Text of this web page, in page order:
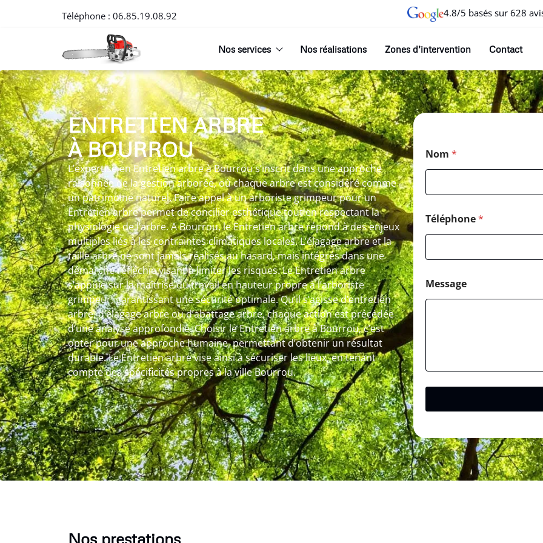
Téléphone : 06.85.19.08.92 4.8/5 basés sur 628
Nos services Nos réalisations Zones d’intervention Contact
ENTRETIEN ARBRE
À BOURROU
L’expertise en Entretien arbre à Bourrou s’inscrit dans une approche
raisonnée de la gestion arborée, où chaque arbre est considéré comme
un patrimoine naturel. Faire appel à un arboriste grimpeur pour un
Entretien arbre permet de concilier esthétique tout en respectant la
physiologie de l’arbre. A Bourrou, le Entretien arbre répond à des enjeux
multiples liés à les contraintes climatiques locales. L’élagage arbre et la
taille arbre ne sont jamais réalisés au hasard, mais intégrés dans une
démarche réfléchie visant à limiter les risques. Le Entretien arbre
s’appuie sur la maîtrise du travail en hauteur propre à l’arboriste
grimpeur, garantissant une sécurité optimale. Qu’il s’agisse d’entretien
arbre, d’élagage arbre ou d’abattage arbre, chaque action est précédée
d’une analyse approfondie. Choisir le Entretien arbre à Bourrou, c’est
opter pour une approche humaine, permettant d’obtenir un résultat
durable. Le Entretien arbre vise ainsi à sécuriser les lieux, en tenant
compte des spécificités propres à la ville Bourrou.
Nom *
Téléphone*
Message
Nos prestations